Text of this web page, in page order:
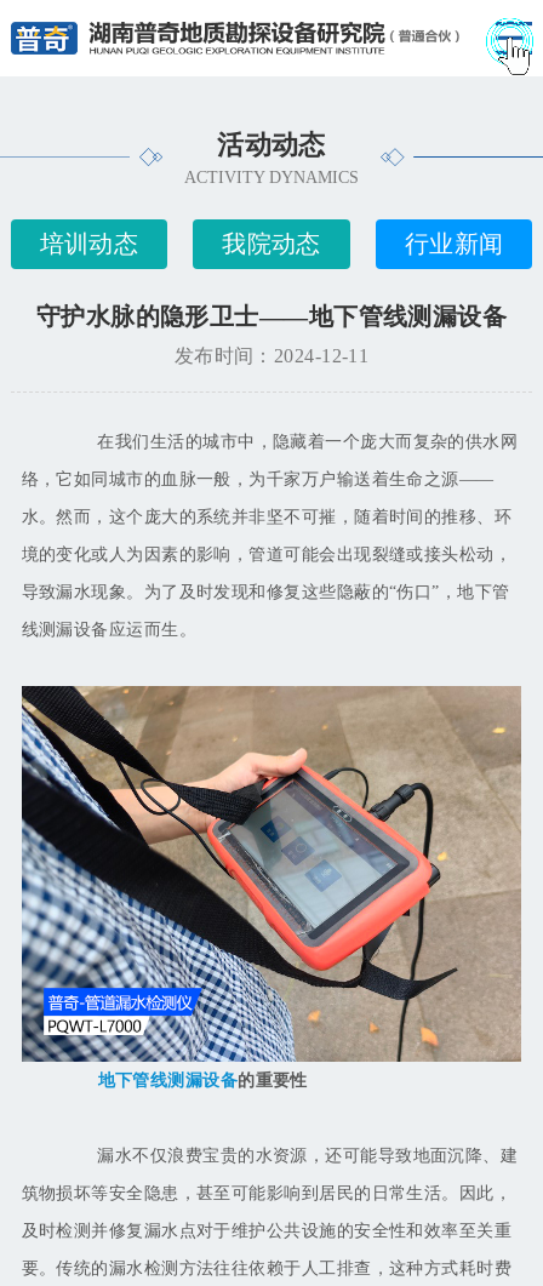
活动动态
ACTIVITY DYNAMICS
培训动态 我院动态 行业新闻
守护水脉的隐形卫士——地下管线测漏设备
发布时间：2024-12-11
在我们生活的城市中，隐藏着一个庞大而复杂的供水网
络，它如同城市的血脉一般，为千家万户输送着生命之源——
水。然而，这个庞大的系统并非坚不可摧，随着时间的推移、环
境的变化或人为因素的影响，管道可能会出现裂缝或接头松动，
导致漏水现象。为了及时发现和修复这些隐蔽的“伤口”，地下管
线测漏设备应运而生。
地下管线测漏设备的重要性
漏水不仅浪费宝贵的水资源，还可能导致地面沉降、建
筑物损坏等安全隐患，甚至可能影响到居民的日常生活。因此，
及时检测并修复漏水点对于维护公共设施的安全性和效率至关重
要。传统的漏水检测方法往往依赖于人工排查，这种方式耗时费